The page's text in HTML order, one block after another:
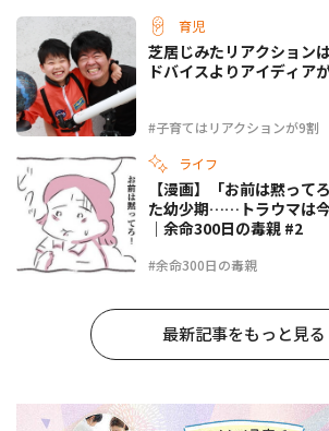
育児
#子育てはリアクションが9割
芝居じみたリアクション
ドバイスよりアイディア
ライフ
#余命300日の毒親
【漫画】「お前は黙って
た幼少期……トラウマは
｜余命300日の毒親 #2
最新記事をもっと見る